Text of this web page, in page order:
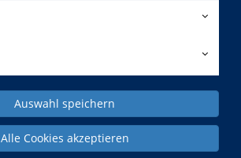
Auswahl speichern
Alle Cookies akzeptieren
Dozenten Monika Friedl-Rinderle